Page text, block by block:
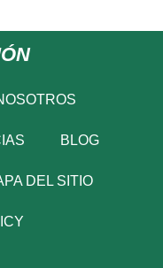
BLOG
DEL SITIO